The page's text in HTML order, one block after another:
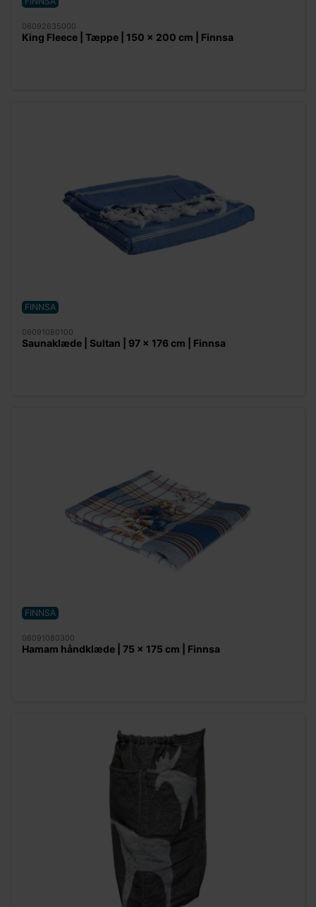
06092635000
King Fleece | Tæppe | 150 x 200 cm | Finnsa
FINNSA
06091080100
Saunaklæde | Sultan | 97 x 176 cm | Finnsa
FINNSA
06091080300
Hamam håndklæde | 75 x 175 cm | Finnsa